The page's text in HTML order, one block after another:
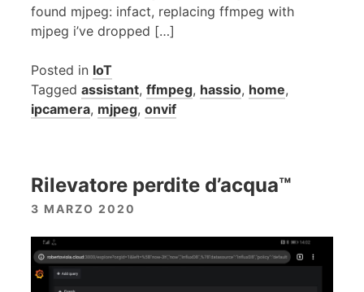
found mjpeg: infact, replacing ffmpeg with
mjpeg i’ve dropped […]
Posted in IoT
Tagged assistant, ffmpeg, hassio, home,
ipcamera, mjpeg, onvif
Rilevatore perdite d’acqua™
3 MARZO 2020